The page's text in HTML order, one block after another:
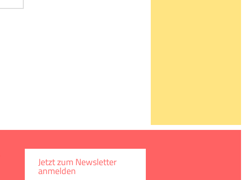
Jetzt zum Newsletter
anmelden